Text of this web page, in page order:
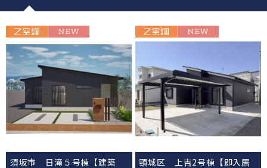
須坂市 日滝５号棟【建築
頸城区 上吉2号棟【即入居